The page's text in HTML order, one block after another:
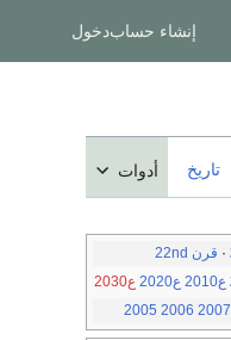
إنشاء حسابدخول
تاريخ أدوات
· قرن 22nd
ع2010 ع2020 ع2030
2005 2006 2007